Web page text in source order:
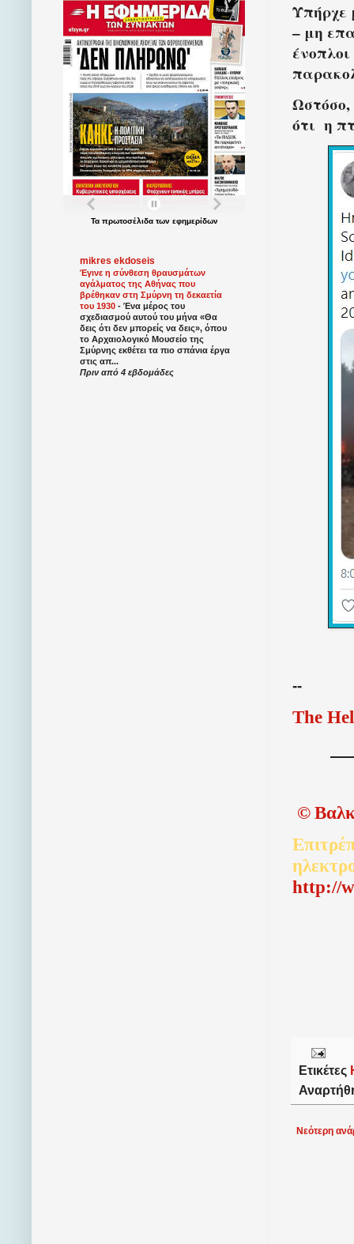
Υπήρχε
– μη
ότι η
--
The
©
http://
Ετικέτες
Νεότερη
Τα πρωτοσέλιδατων εφημερίδων
mikres ekdoseis
Έγινε η σύνθεση θραυσμάτων
αγάλματος της Αθήνας που
βρέθηκαν στη Σμύρνη τη δεκαετία
του 1930 - Ένα μέρος του
σχεδιασμού αυτού του μήνα «Θα
δεις ότι δεν μπορείς να δεις», όπου
το Αρχαιολογικό Μουσείο της
Σμύρνης εκθέτει τα πιο σπάνια έργα
στις απ...
Πριν από 4 εβδομάδες